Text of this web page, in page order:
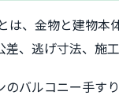
は、金物と建物
、逃げ寸法、施
のバルコニー手す